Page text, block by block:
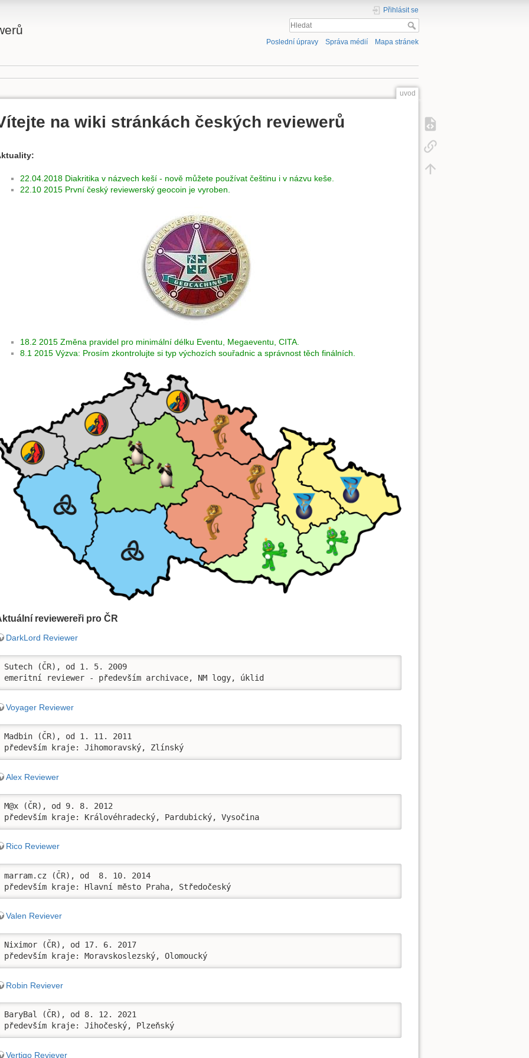
Přihlásit se
Poslední úpravy Správa médií Mapa stránek
uvod
na wiki stránkách českých reviewerů
22.04.2018 Diakritika v názvech keší - nově můžete používat češtinu i v názvu keše.
22.10 2015 První český reviewerský geocoin je vyroben.
18.2 2015 Změna pravidel pro minimální délku Eventu, Megaeventu, CITA.
8.1 2015 Výzva: Prosím zkontrolujte si typ výchozích souřadnic a správnost těch finálních.
reviewereři pro ČR
DarkLord Reviewer
Sutech (ČR), od 1. 5. 2009
emeritní reviewer - především archivace, NM logy, úklid
Voyager Reviewer
Madbin (ČR), od 1. 11. 2011
především kraje: Jihomoravský, Zlínský
Alex Reviewer
M@x (ČR), od 9. 8. 2012
především kraje: Královéhradecký, Pardubický, Vysočina
Rico Reviewer
marram.cz (ČR), od  8. 10. 2014
především kraje: Hlavní město Praha, Středočeský
Valen Reviever
Niximor (ČR), od 17. 6. 2017
především kraje: Moravskoslezský, Olomoucký
Robin Reviever
BaryBal (ČR), od 8. 12. 2021
především kraje: Jihočeský, Plzeňský
Vertigo Reviever